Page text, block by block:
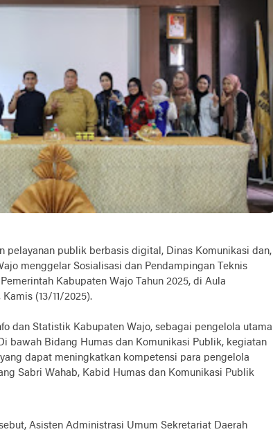
pelayanan publik berbasis digital, Dinas Komunikasi dan,
menggelar Sosialisasi dan Pendampingan Teknis
Kabupaten Wajo Tahun 2025, di Aula
(13/11/2025).
dan Statistik Kabupaten Wajo, sebagai pengelola utama
bawah Bidang Humas dan Komunikasi Publik, kegiatan
dapat meningkatkan kompetensi para pengelola
Sabri Wahab, Kabid Humas dan Komunikasi Publik
Asisten Administrasi Umum Sekretariat Daerah